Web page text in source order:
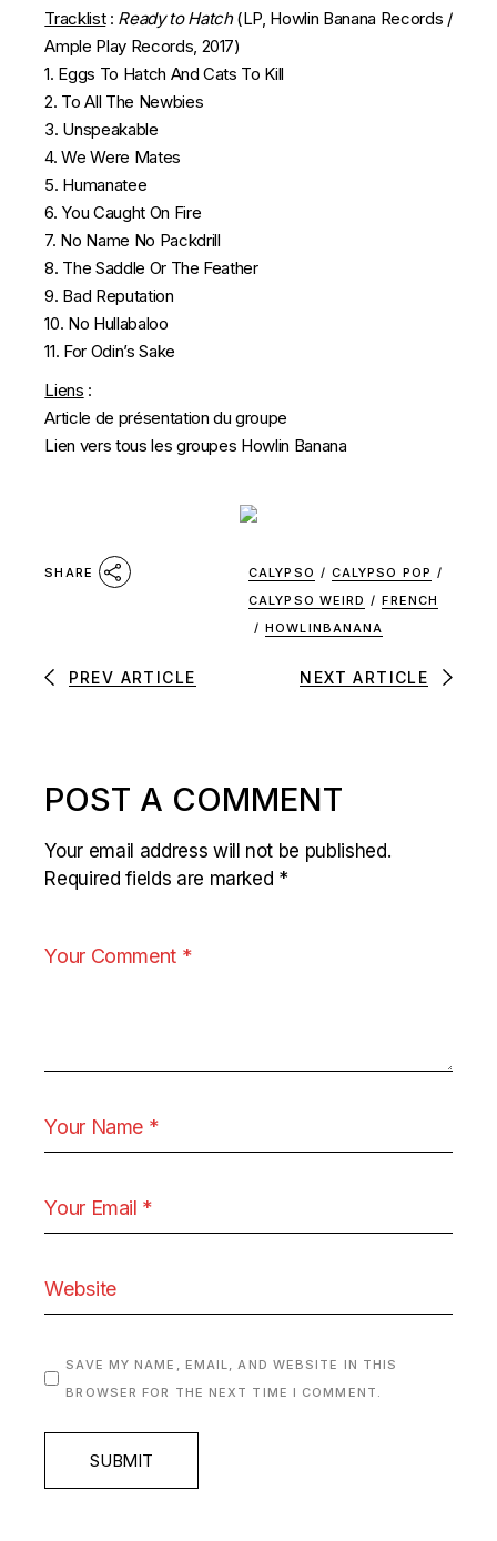
Tracklist: Ready to Hatch(LP, Howlin Banana Records /
Ample Play Records, 2017)
1. Eggs To Hatch And Cats To Kill
2. To All The Newbies
3. Unspeakable
4. We Were Mates
5. Humanatee
6. You Caught On Fire
7. No Name No Packdrill
8. The Saddle Or The Feather
9. Bad Reputation
10. No Hullabaloo
11. For Odin’s Sake
Liens :
Article de présentation du groupe
Lien vers tous les groupes Howlin Banana
SHARE CALYPSO / CALYPSO POP /
CALYPSO WEIRD / FRENCH
/ HOWLINBANANA
PREV ARTICLE NEXT ARTICLE
POST A COMMENT
Your email address will not be published.
Required fields are marked *
SAVE MY NAME, EMAIL, AND WEBSITE IN THIS
BROWSER FOR THE NEXT TIME I COMMENT.
SUBMIT